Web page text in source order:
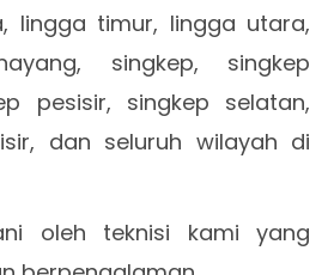
lingga timur, lingga utara,
singkep, singkep
pesisir, singkep selatan,
dan seluruh wilayah di
oleh teknisi kami yang